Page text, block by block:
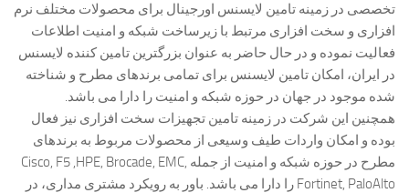
تخصصی در زمینه تامین لایسنس اورجینال برای محصولات مختلف نرم
افزاری و سخت افزاری مرتبط با زیرساخت شبکه و امنیت اطلاعات
فعالیت نموده و در حال حاضر به عنوان بزرگترین تامین کننده لایسنس
در ایران، امکان تامین لایسنس برای تمامی برندهای مطرح و شناخته
شده موجود در جهان در حوزه شبکه و امنیت را دارا می باشد.
همچنین این شرکت در زمینه تامین تجهیزات سخت افزاری نیز فعال
بوده و امکان واردات طیف وسیعی از محصولات مربوط به برندهای
مطرح در حوزه شبکه و امنیت از جمله Cisco, F5 ,HPE, Brocade, EMC,
Fortinet, PaloAlto را دارا می باشد. باور به رویکرد مشتری مداری، در